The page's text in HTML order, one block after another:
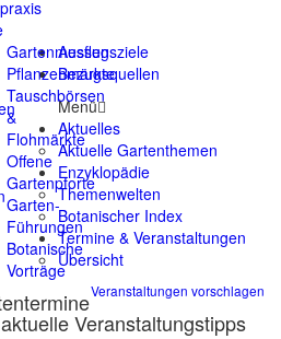
Gartenmessen
Pflanzenmärkte
Tauschbörsen
&
Flohmärkte
Offene
Gartenpforte
Garten-
Führungen
Botanische
Vorträge
Veranstaltungen vorschlagen
Veranstaltungstipps
Ausflugsziele
Bezugsquellen
Menü
Aktuelles
Aktuelle Gartenthemen
Enzyklopädie
Themenwelten
Botanischer Index
Termine & Veranstaltungen
Übersicht